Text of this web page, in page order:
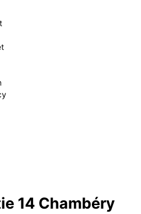
14 Chambéry